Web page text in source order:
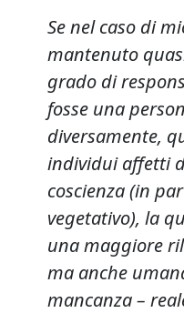
Se nel caso di
mantenuto
grado di
fosse una
diversamente,
individui affetti
coscienza (in
vegetativo), la
una maggiore
ma anche
mancanza –